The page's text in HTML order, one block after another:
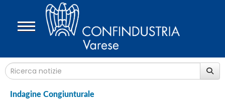
Indagine Congiunturale